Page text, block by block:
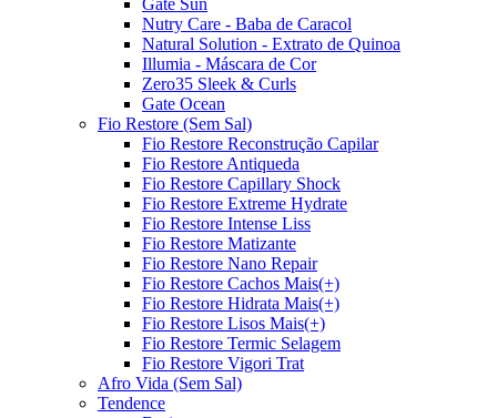
Gate Sun
Nutry Care - Baba de Caracol
Natural Solution - Extrato de Quinoa
Illumia - Máscara de Cor
Zero35 Sleek & Curls
Gate Ocean
Fio Restore (Sem Sal)
Fio Restore Reconstrução Capilar
Fio Restore Antiqueda
Fio Restore Capillary Shock
Fio Restore Extreme Hydrate
Fio Restore Intense Liss
Fio Restore Matizante
Fio Restore Nano Repair
Fio Restore Cachos Mais(+)
Fio Restore Hidrata Mais(+)
Fio Restore Lisos Mais(+)
Fio Restore Termic Selagem
Fio Restore Vigori Trat
Afro Vida (Sem Sal)
Tendence